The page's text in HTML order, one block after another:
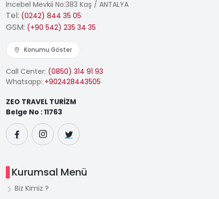
İncebel Mevkii No:383 Kaş / ANTALYA
Tel: (0242) 844 35 05
GSM: (+90 542) 235 34 35
Konumu Göster
Call Center: (0850) 314 91 93
Whatsapp: +902428443505
ZEO TRAVEL TURİZM
Belge No : 11763
Kurumsal Menü
Biz Kimiz ?